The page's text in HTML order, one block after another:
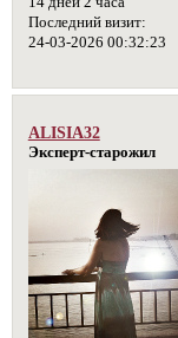
Последний визит:
24-03-2026 00:32:23
ALISIA32
Эксперт-старожил